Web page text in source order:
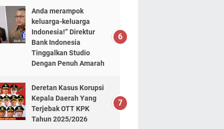
Anda merampok
keluarga-keluarga
Indonesia!” Direktur
Bank Indonesia
Tinggalkan Studio
Dengan Penuh Amarah
Deretan Kasus Korupsi
Kepala Daerah Yang
Terjebak OTT KPK
Tahun 2025/2026